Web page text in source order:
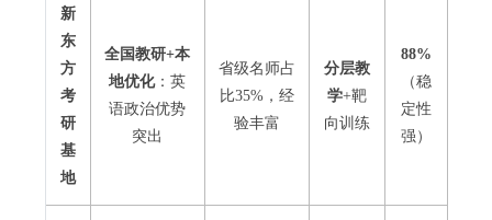
新
东
方
考
研
基
地
全国教研+本
地优化：英
语政治优势
突出
省级名师占
比35%，经
验丰富
分层教
学+靶
向训练
88%
（稳
定性
强）